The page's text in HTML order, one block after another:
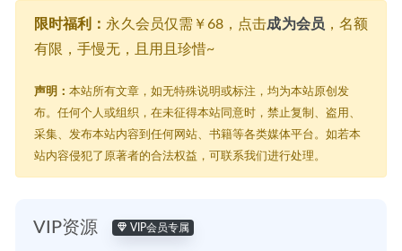
限时福利： 永久会员仅需￥68，点击成为会员 ，名额
有限，手慢无，且用且珍惜~
声明： 本站所有文章，如无特殊说明或标注，均为本站原创发
布。任何个人或组织，在未征得本站同意时，禁止复制、盗用、
采集、发布本站内容到任何网站、书籍等各类媒体平台。如若本
站内容侵犯了原著者的合法权益，可联系我们进行处理。
VIP资源 VIP会员专属